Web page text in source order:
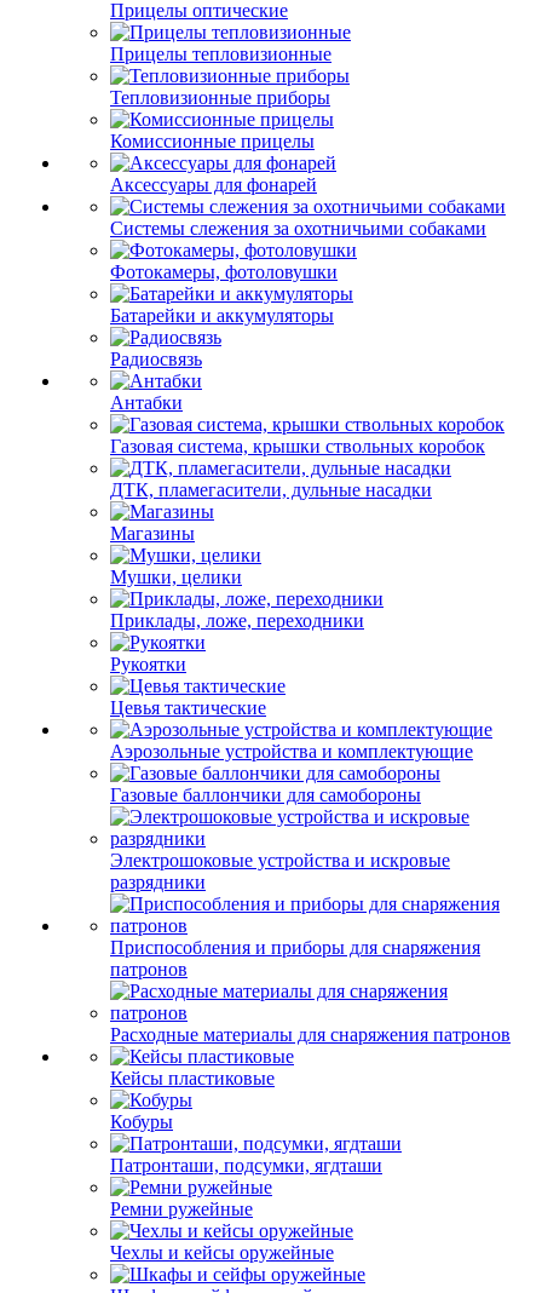
Прицелы оптические
Прицелы тепловизионные
Тепловизионные приборы
Комиссионные прицелы
Аксессуары для фонарей
Системы слежения за охотничьими собаками
Фотокамеры, фотоловушки
Батарейки и аккумуляторы
Радиосвязь
Антабки
Газовая система, крышки ствольных коробок
ДТК, пламегасители, дульные насадки
Магазины
Мушки, целики
Приклады, ложе, переходники
Рукоятки
Цевья тактические
Аэрозольные устройства и комплектующие
Газовые баллончики для самобороны
Электрошоковые устройства и искровые
разрядники
Приспособления и приборы для снаряжения
патронов
Расходные материалы для снаряжения патронов
Кейсы пластиковые
Кобуры
Патронташи, подсумки, ягдташи
Ремни ружейные
Чехлы и кейсы оружейные